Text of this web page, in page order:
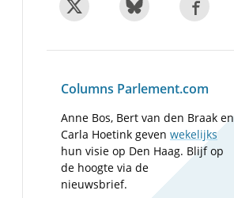
Columns Parlement.com
Anne Bos, Bert van den Braak en
Carla Hoetink gevenwekelijks
hun visie op Den Haag. Blijf op
de hoogte via de
nieuwsbrief.